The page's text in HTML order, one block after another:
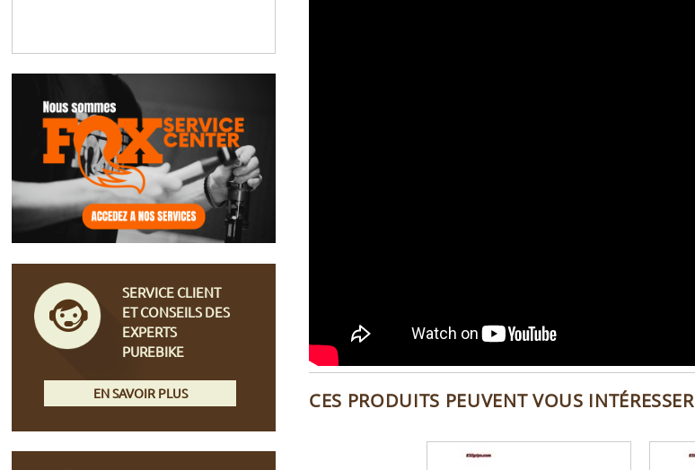
CES PRODUITS PEUVENT VOUS INTÉRESSER
SERVICE CLIENT
ET CONSEILS DES
EXPERTS
PUREBIKE
EN SAVOIR PLUS